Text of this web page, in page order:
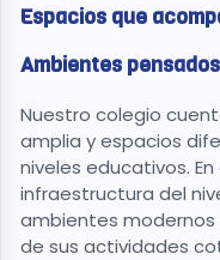
Espacios que
Ambientes
Nuestro colegio
amplia y espacios
niveles educativos.
infraestructura del
ambientes modernos
de sus actividades